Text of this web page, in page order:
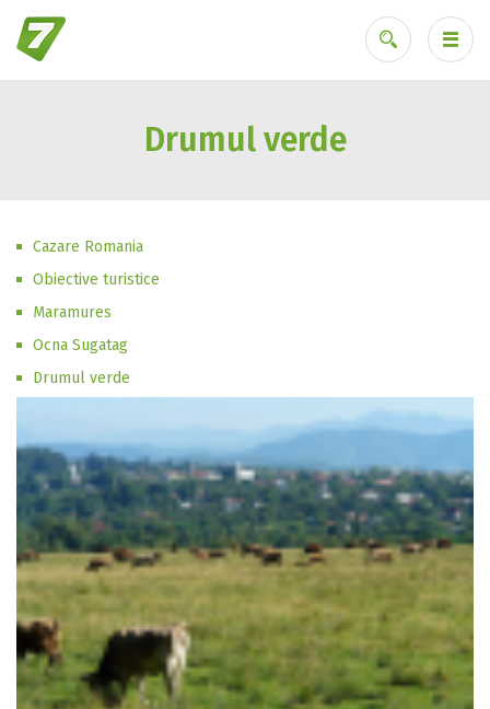
Ai uitat parola?
Drumul verde
Cazare Romania
Obiective turistice
Maramures
Ocna Sugatag
Drumul verde